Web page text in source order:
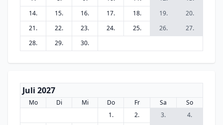
14.
15. 16. 17. 18. 19.
20.
21.
22. 23. 24. 25. 26.
27.
28.
29. 30.
Juli 2027
Mo Di Mi Do Fr Sa
So
1.
2. 3.
4.